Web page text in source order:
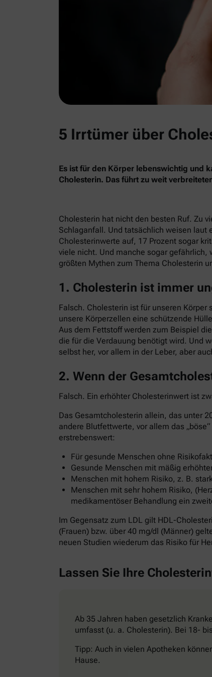
5 Irrtümer über
Es ist für den Körper lebenswichtig und
Cholesterin. Das führt zu weit
Cholesterin hat nicht den besten Ruf. Zu
Schlaganfall. Und tatsächlich weisen laut
Cholesterinwerte auf, 17 Prozent sogar
viele nicht. Und manche sogar
größten Mythen zum Thema Cholesterin
1. Cholesterin ist immer
Falsch. Cholesterin ist für unseren
unsere Körperzellen eine schützende
Aus dem Fettstoff werden zum Beispiel
die für die Verdauung benötigt wird. Und
selbst her, vor allem in der Leber, aber
2. Wenn der
Falsch. Ein erhöhter Cholesterinwert ist
Das Gesamtcholesterin allein, das unter
andere Blutfettwerte, vor allem das
erstrebenswert:
Für gesunde Menschen ohne
Gesunde Menschen mit mäßig
Menschen mit hohem Risiko, z. B.
Menschen mit sehr hohem Risiko,
medikamentöser Behandlung ein
Im Gegensatz zum LDL gilt HDL-
(Frauen) bzw. über 40 mg/dl (Männer)
neuen Studien wiederum das Risiko für
Lassen Sie Ihre
Ab 35 Jahren haben gesetzlich
umfasst (u. a. Cholesterin). Bei 18-
Tipp: Auch in vielen Apotheken
Hause.